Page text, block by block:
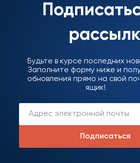
Будьте в курсе последних
Заполните форму ниже и
обновления прямо на свой
ящик!
Подписаться